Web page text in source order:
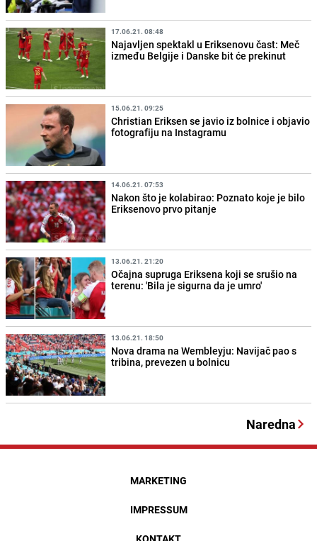
17.06.21. 08:48
Najavljen spektakl u Eriksenovu čast: Meč
između Belgije i Danske bit će prekinut
15.06.21. 09:25
Christian Eriksen se javio iz bolnice i objavio
fotografiju na Instagramu
14.06.21. 07:53
Nakon što je kolabirao: Poznato koje je bilo
Eriksenovo prvo pitanje
13.06.21. 21:20
Očajna supruga Eriksena koji se srušio na
terenu: 'Bila je sigurna da je umro'
13.06.21. 18:50
Nova drama na Wembleyju: Navijač pao s
tribina, prevezen u bolnicu
Naredna
MARKETING
IMPRESSUM